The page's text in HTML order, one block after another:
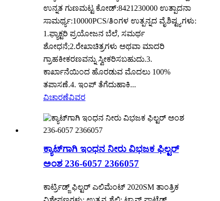
ಉನ್ನತ ಗುಣಮಟ್ಟ ಕೋಡ್:8421230000 ಉತ್ಪಾದನಾ
ಸಾಮರ್ಥ್ಯ:10000PCS/ತಿಂಗಳ ಉತ್ಪನ್ನದ ವೈಶಿಷ್ಟ್ಯಗಳು:
1.ಫ್ಯಾಕ್ಟರಿ ಪ್ರಯೋಜನ ಬೆಲೆ, ಸಮರ್ಥ
ಶೋಧನೆ;2.ರೇಖಾಚಿತ್ರಗಳು ಅಥವಾ ಮಾದರಿ
ಗ್ರಾಹಕೀಕರಣವನ್ನು ಸ್ವೀಕರಿಸಬಹುದು.3.
ಕಾರ್ಖಾನೆಯಿಂದ ಹೊರಡುವ ಮೊದಲು 100%
ತಪಾಸಣೆ.4. ಇಂಪ್ ತೆಗೆದುಹಾಕಿ...
ವಿಚಾರಣೆವಿವರ
ಕ್ಯಾಟ್‌ಗಾಗಿ ಇಂಧನ ನೀರು ವಿಭಜಕ ಫಿಲ್ಟರ್
ಅಂಶ 236-6057 2366057
ಕಾರ್ಟ್ರಿಡ್ಜ್ ಫಿಲ್ಟರ್ ಎಲಿಮೆಂಟ್ 2020SM ತಾಂತ್ರಿಕ